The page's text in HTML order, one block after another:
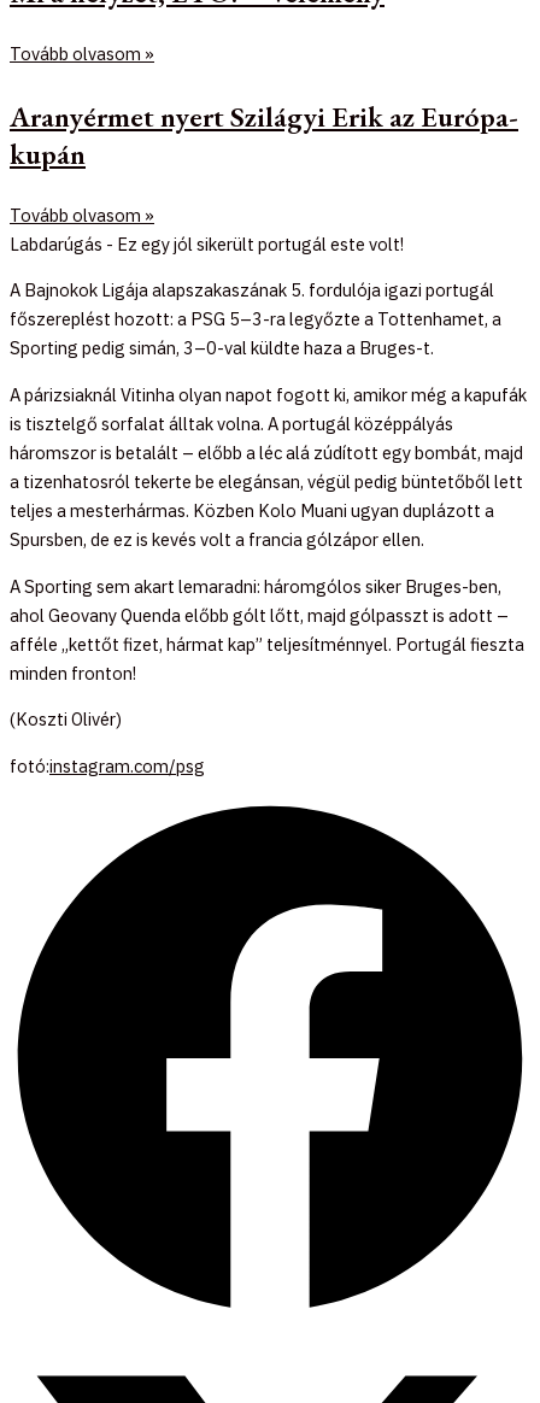
Tovább olvasom »
Aranyérmet nyert Szilágyi Erik az Európa-
kupán
Tovább olvasom »
Labdarúgás - Ez egy jól sikerült portugál este volt!
A Bajnokok Ligája alapszakaszának 5. fordulója igazi portugál
főszereplést hozott: a PSG 5–3-ra legyőzte a Tottenhamet, a
Sporting pedig simán, 3–0-val küldte haza a Bruges-t.
A párizsiaknál Vitinha olyan napot fogott ki, amikor még a kapufák
is tisztelgő sorfalat álltak volna. A portugál középpályás
háromszor is betalált – előbb a léc alá zúdított egy bombát, majd
a tizenhatosról tekerte be elegánsan, végül pedig büntetőből lett
teljes a mesterhármas. Közben Kolo Muani ugyan duplázott a
Spursben, de ez is kevés volt a francia gólzápor ellen.
A Sporting sem akart lemaradni: háromgólos siker Bruges-ben,
ahol Geovany Quenda előbb gólt lőtt, majd gólpasszt is adott –
afféle „kettőt fizet, hármat kap” teljesítménnyel. Portugál fieszta
minden fronton!
(Koszti Olivér)
fotó:instagram.com/psg